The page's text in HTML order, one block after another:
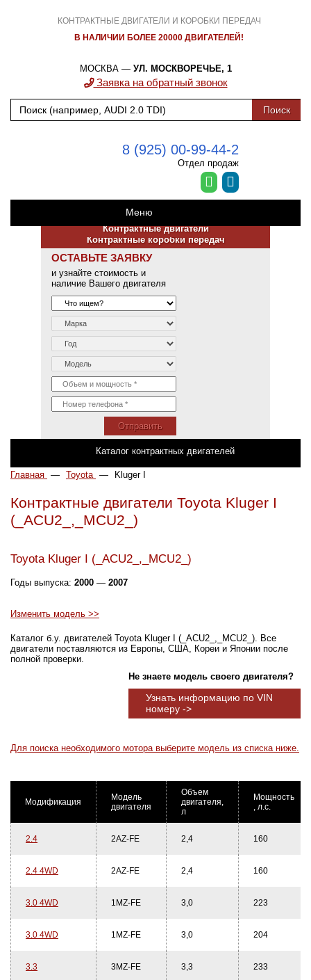
КОНТРАКТНЫЕ ДВИГАТЕЛИ И КОРОБКИ ПЕРЕДАЧ
В НАЛИЧИИ БОЛЕЕ 20000 ДВИГАТЕЛЕЙ!
МОСКВА — УЛ. МОСКВОРЕЧЬЕ, 1
Заявка на обратный звонок
8 (925) 00-99-44-2
Отдел продаж
Меню
Контрактные двигатели
Контрактные коробки передач
ОСТАВЬТЕ ЗАЯВКУ
и узнайте стоимость и
наличие Вашего двигателя
Отправить
Каталог контрактных двигателей
Главная — Toyota — Kluger I
Контрактные двигатели Toyota Kluger I
(_ACU2_,_MCU2_)
Toyota Kluger I (_ACU2_,_MCU2_)
Годы выпуска: 2000 — 2007
Изменить модель >>
Каталог б.у. двигателей Toyota Kluger I (_ACU2_,_MCU2_). Все
двигатели поставляются из Европы, США, Кореи и Японии после
полной проверки.
Не знаете модель своего двигателя?
Узнать информацию по VIN
номеру ->
Для поиска необходимого мотора выберите модель из списка ниже.
Модификация
Модель
двигателя
Объем
двигателя,
л
Мощность
, л.с.
2.4 2AZ-FE 2,4 160
2.4 4WD 2AZ-FE 2,4 160
3.0 4WD 1MZ-FE 3,0 223
3.0 4WD 1MZ-FE 3,0 204
3.3 3MZ-FE 3,3 233